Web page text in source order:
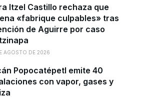
Itzel Castillo rechaza que
«fabrique culpables» tras
de Aguirre por caso
AGOSTO DE 2026
Popocatépetl emite 40
con vapor, gases y